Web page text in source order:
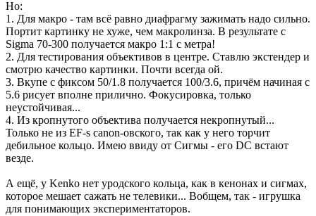
Но:
1. Для макро - там всё равно диафрагму зажимать надо сильно.
Портит картинку не хуже, чем макролинза. В результате с
Sigma 70-300 получается макро 1:1 с метра!
2. Для тестирования объективов в центре. Ставлю экстендер и
смотрю качество картинки. Почти всегда ой.
3. Вкупе с фиксом 50/1.8 получается 100/3.6, причём начиная с
5.6 рисует вполне прилично. Фокусировка, только
неустойчивая...
4. Из кропнутого объектива получается некропнутый...
Только не из EF-s canon-овского, так как у него торчит
дебильное кольцо. Имею ввиду от Сигмы - его DC встают
везде.
А ещё, у Kenko нет уродского кольца, как в кенонах и сигмах,
которое мешает сажать не телевики... Вобщем, так - игрушка
для понимающих экспериментаторов.